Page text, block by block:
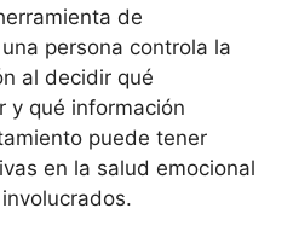
de
persona controla la
al decidir qué
y qué información
puede tener
en la salud emocional